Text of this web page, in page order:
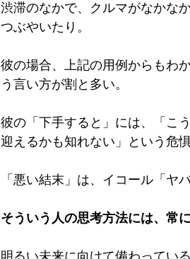
渋滞のなかで、クルマがなかな
つぶやいたり。
彼の場合、上記の用例からもわ
う言い方が割と多い。
彼の「下手すると」には、「こ
迎えるかも知れない」という危
「悪い結末」は、イコール「ヤ
そういう人の思考方法には、常
明るい未来に向けて備わってい